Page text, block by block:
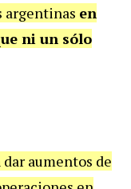
argentinas en
ni un sólo
aumentos de